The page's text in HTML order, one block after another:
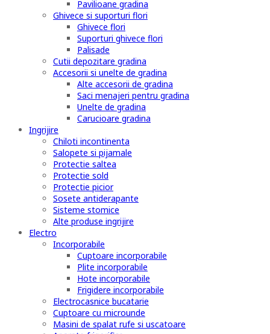
Pavilioane gradina
Ghivece si suporturi flori
Ghivece flori
Suporturi ghivece flori
Palisade
Cutii depozitare gradina
Accesorii si unelte de gradina
Alte accesorii de gradina
Saci menajeri pentru gradina
Unelte de gradina
Carucioare gradina
Ingrijire
Chiloti incontinenta
Salopete si pijamale
Protectie saltea
Protectie sold
Protectie picior
Sosete antiderapante
Sisteme stomice
Alte produse ingrijire
Electro
Incorporabile
Cuptoare incorporabile
Plite incorporabile
Hote incorporabile
Frigidere incorporabile
Electrocasnice bucatarie
Cuptoare cu microunde
Masini de spalat rufe si uscatoare